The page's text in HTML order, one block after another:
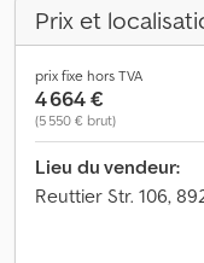
Prix et
prix fixe hors TVA
4 664 €
(5 550 € brut)
Lieu du vendeur:
Reuttier Str. 106,